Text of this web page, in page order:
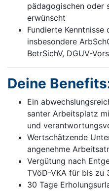
pädagogischen oder
erwünscht
Fundierte
insbesondere
BetrSichV, DGUV-
Deine
Ein
santer Arbeitsplatz
und
Wertschätzende
angenehme
Vergütung nach
TVöD-VKA für bis zu
30 Tage